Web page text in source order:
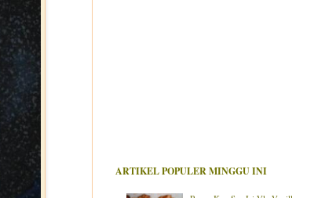
ARTIKEL POPULER MINGGU INI